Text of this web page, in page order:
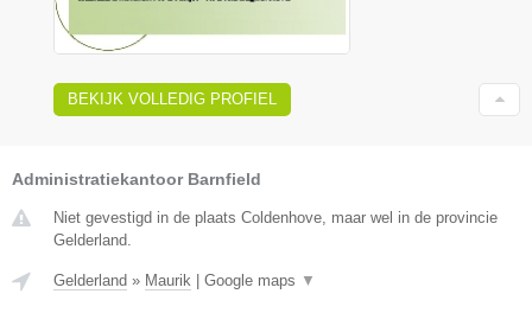
BEKIJK VOLLEDIG PROFIEL
Administratiekantoor Barnfield
Niet gevestigd in de plaats Coldenhove, maar wel in de provincie
Gelderland.
Gelderland » Maurik Google maps ▼